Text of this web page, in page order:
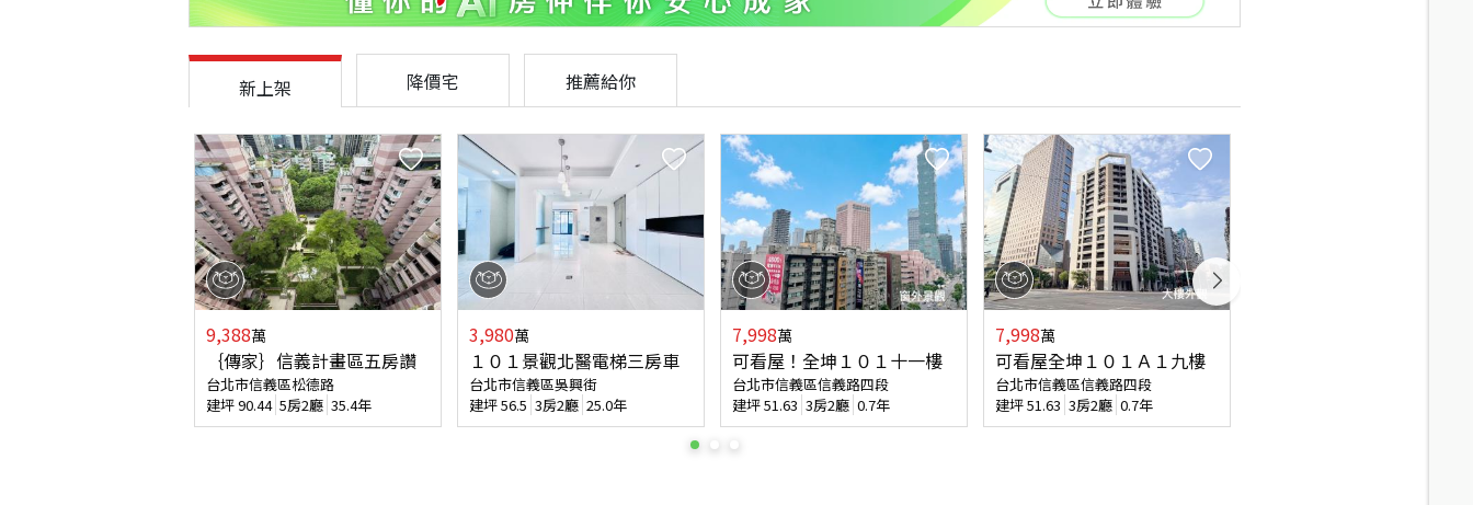
新上架 降價宅 推薦給你
9,388萬
｛傳家｝信義計畫區五房讚
台北市信義區松德路
建坪90.44 5房2廳 35.4年
3,980萬
１０１景觀北醫電梯三房車
台北市信義區吳興街
建坪56.5 3房2廳 25.0年
7,998萬
可看屋！全坤１０１十一樓
台北市信義區信義路四段
建坪51.63 3房2廳 0.7年
7,998萬
可看屋全坤１０１Ａ１九樓
台北市信義區信義路四段
建坪51.63 3房2廳 0.7年